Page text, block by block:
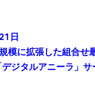
日
模に拡張した組合せ
ジタルアニーラ」サ